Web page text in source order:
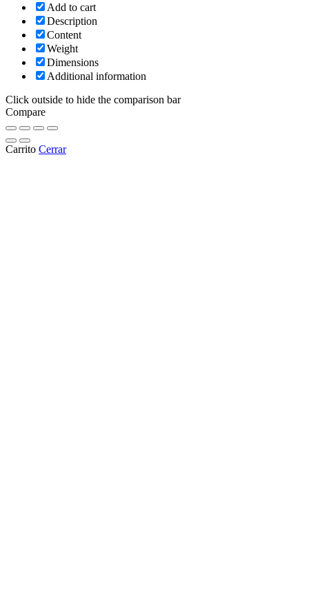
Add to cart
Description
Content
Weight
Dimensions
Additional information
Click outside to hide the comparison bar
Compare
Carrito Cerrar